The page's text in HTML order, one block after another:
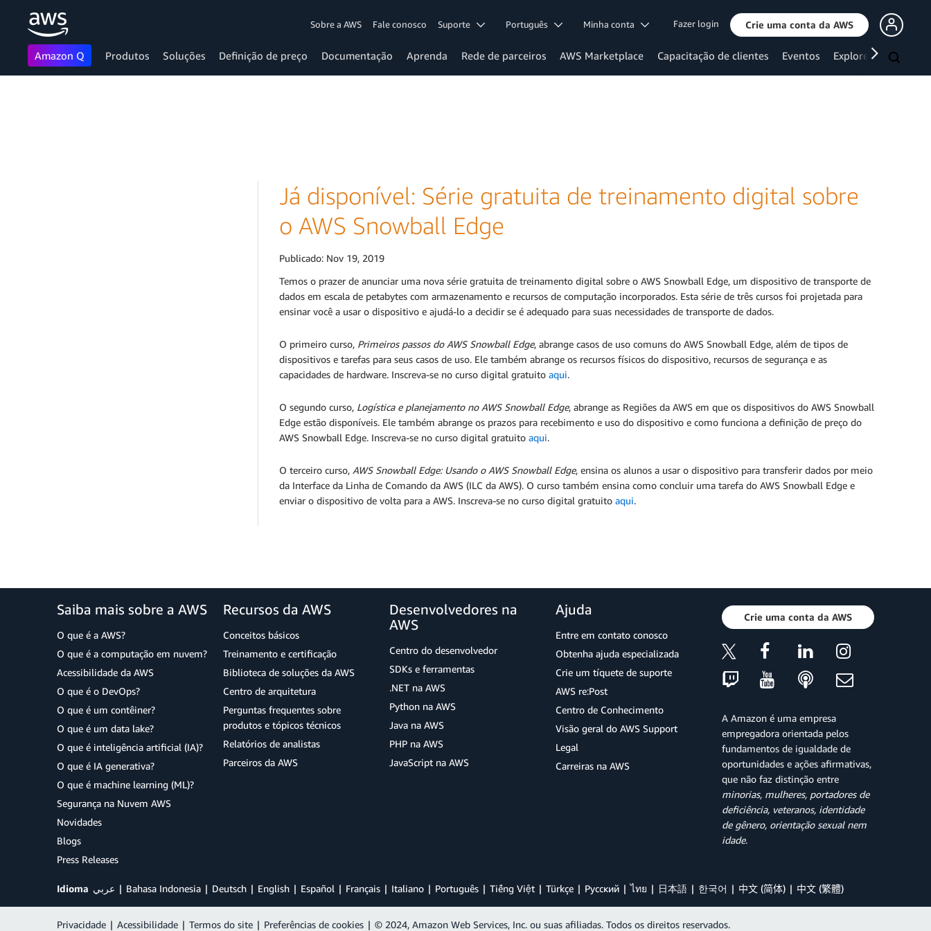
Sobre a AWS Fale conosco Suporte Português Minha conta Fazer login Crie uma conta da AWS
Amazon Q Produtos Soluções Definição de preço Documentação Aprenda Rede de parceiros AWS Marketplace Capacitação de clientes Eventos Explore mais
Já disponível: Série gratuita de treinamento digital sobre
o AWS Snowball Edge
Publicado: Nov 19, 2019
Temos o prazer de anunciar uma nova série gratuita de treinamento digital sobre o AWS Snowball Edge, um dispositivo de transporte de
dados em escala de petabytes com armazenamento e recursos de computação incorporados. Esta série de três cursos foi projetada para
ensinar você a usar o dispositivo e ajudá-lo a decidir se é adequado para suas necessidades de transporte de dados.
O primeiro curso, Primeiros passos do AWS Snowball Edge, abrange casos de uso comuns do AWS Snowball Edge, além de tipos de
dispositivos e tarefas para seus casos de uso. Ele também abrange os recursos físicos do dispositivo, recursos de segurança e as
capacidades de hardware. Inscreva-se no curso digital gratuito aqui.
O segundo curso, Logística e planejamento no AWS Snowball Edge, abrange as Regiões da AWS em que os dispositivos do AWS Snowball
Edge estão disponíveis. Ele também abrange os prazos para recebimento e uso do dispositivo e como funciona a definição de preço do
AWS Snowball Edge. Inscreva-se no curso digital gratuito aqui.
O terceiro curso, AWS Snowball Edge: Usando o AWS Snowball Edge, ensina os alunos a usar o dispositivo para transferir dados por meio
da Interface da Linha de Comando da AWS (ILC da AWS). O curso também ensina como concluir uma tarefa do AWS Snowball Edge e
enviar o dispositivo de volta para a AWS. Inscreva-se no curso digital gratuito aqui.
Saiba mais sobre a AWS
O que é a AWS?
O que é a computação em nuvem?
Acessibilidade da AWS
O que é o DevOps?
O que é um contêiner?
O que é um data lake?
O que é inteligência artificial (IA)?
O que é IA generativa?
O que é machine learning (ML)?
Segurança na Nuvem AWS
Novidades
Blogs
Press Releases
Recursos da AWS
Conceitos básicos
Treinamento e certificação
Biblioteca de soluções da AWS
Centro de arquitetura
Perguntas frequentes sobre
produtos e tópicos técnicos
Relatórios de analistas
Parceiros da AWS
Desenvolvedores na
AWS
Centro do desenvolvedor
SDKs e ferramentas
.NET na AWS
Python na AWS
Java na AWS
PHP na AWS
JavaScript na AWS
Ajuda
Entre em contato conosco
Obtenha ajuda especializada
Crie um tíquete de suporte
AWS re:Post
Centro de Conhecimento
Visão geral do AWS Support
Legal
Carreiras na AWS
Crie uma conta da AWS
A Amazon é uma empresa
empregadora orientada pelos
fundamentos de igualdade de
oportunidades e ações afirmativas,
que não faz distinção entre
minorias, mulheres, portadores de
deficiência, veteranos, identidade
de gênero, orientação sexual nem
idade.
Idioma عربي Bahasa Indonesia Deutsch English Español Français Italiano Português Tiếng Việt Türkçe Ρусский ไทย 日本語 한국어 中文 (简体) 中文 (繁體)
Privacidade | Acessibilidade | Termos do site | Preferências de cookies | © 2024, Amazon Web Services, Inc. ou suas afiliadas. Todos os direitos reservados.